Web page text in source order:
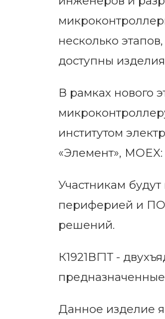
несколько
доступны
В рамках нового
институтом
«Элемент»,
Участникам
периферией и ПО
решений.
К1921ВГ1Т -
Данное изделие